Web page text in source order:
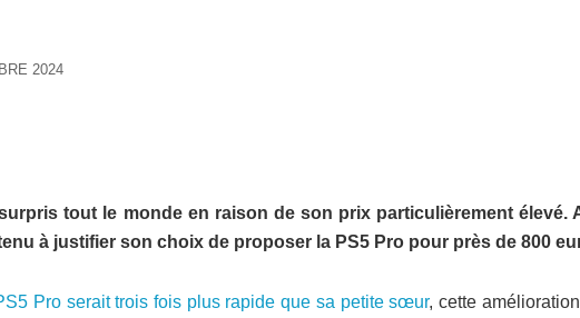
2024
tout le monde en raison de son prix particulièrement élevé.
à justifier son choix de proposer la PS5 Pro pour près de 800
Pro serait trois fois plus rapide que sa petite sœur, cette